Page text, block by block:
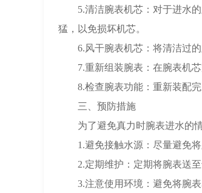
5.清洁腕表机芯：对于进水的
猛，以免损坏机芯。
6.风干腕表机芯：将清洁过的
7.重新组装腕表：在腕表机芯
8.检查腕表功能：重新装配完
三、预防措施
为了避免真力时腕表进水的情
1.避免接触水源：尽量避免将
2.定期维护：定期将腕表送至
3.注意使用环境：避免将腕表